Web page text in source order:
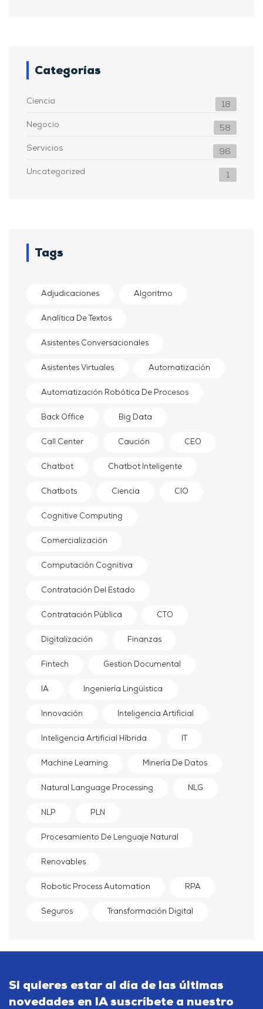
Categorías
Ciencia 18
Negocio 58
Servicios 96
Uncategorized 1
Tags
Adjudicaciones Algoritmo
Analítica De Textos
Asistentes Conversacionales
Asistentes Virtuales Automatización
Automatización Robótica De Procesos
Back Office Big Data
Call Center Caución CEO
Chatbot Chatbot Inteligente
Chatbots Ciencia CIO
Cognitive Computing
Comercialización
Computación Cognitiva
Contratación Del Estado
Contratación Pública CTO
Digitalización Finanzas
Fintech Gestion Documental
IA Ingeniería Lingüística
Innovación Inteligencia Artificial
Inteligencia Artificial Híbrida
Machine Learning Minería De Datos
Natural Language Processing NLG
NLP PLN
Procesamiento De Lenguaje Natural
Renovables
Robotic Process Automation RPA
Seguros Transformación Digital
Si quieres estar al día de las últimas
novedades en IA suscríbete a nuestro